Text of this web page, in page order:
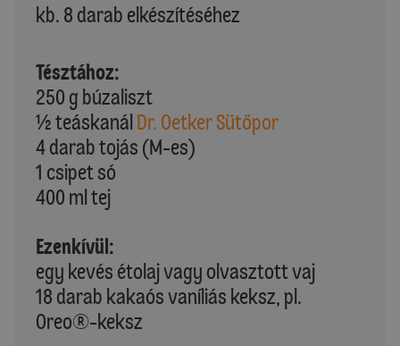
kb. 8 darab elkészítéséhez
Tésztához:
250 g búzaliszt
½ teáskanálDr. Oetker Sütőpor
4 darab tojás (M-es)
1 csipet só
400 ml tej
Ezenkívül:
egy kevés étolaj vagy olvasztott vaj
18 darab kakaós vaníliás keksz, pl.
Oreo®-keksz